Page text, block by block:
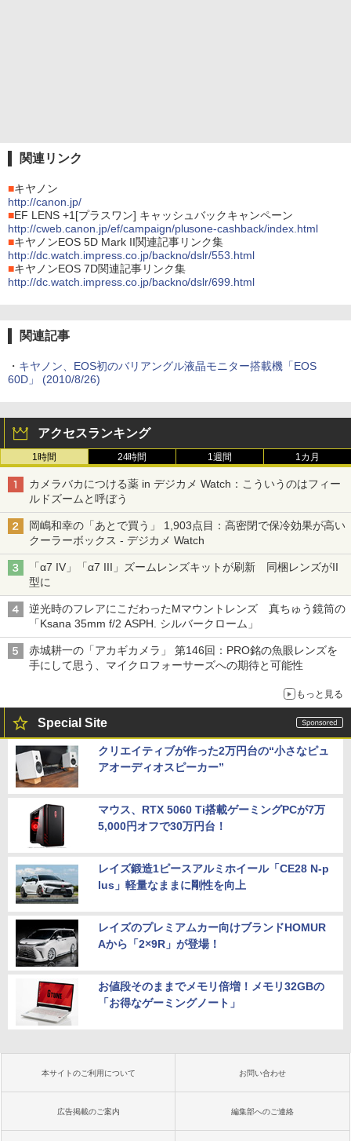
関連リンク
■キヤノン
http://canon.jp/
■EF LENS +1[プラスワン] キャッシュバックキャンペーン
http://cweb.canon.jp/ef/campaign/plusone-cashback/index.html
■キヤノンEOS 5D Mark II関連記事リンク集
http://dc.watch.impress.co.jp/backno/dslr/553.html
■キヤノンEOS 7D関連記事リンク集
http://dc.watch.impress.co.jp/backno/dslr/699.html
関連記事
・ キヤノン、EOS初のバリアングル液晶モニター搭載機「EOS
60D」 (2010/8/26)
アクセスランキング
1時間 24時間 1週間 1カ月
カメラバカにつける薬 in デジカメ Watch：こういうのはフィー
ルドズームと呼ぼう
岡嶋和幸の「あとで買う」 1,903点目：高密閉で保冷効果が高い
クーラーボックス - デジカメ Watch
「α7 IV」「α7 III」ズームレンズキットが刷新 同梱レンズがII
型に
逆光時のフレアにこだわったMマウントレンズ 真ちゅう鏡筒の
「Ksana 35mm f/2 ASPH. シルバークローム」
赤城耕一の「アカギカメラ」 第146回：PRO銘の魚眼レンズを
手にして思う、マイクロフォーサーズへの期待と可能性
もっと見る
Special Site
クリエイティブが作った2万円台の“小さなピュ
アオーディオスピーカー”
マウス、RTX 5060 Ti搭載ゲーミングPCが7万
5,000円オフで30万円台！
レイズ鍛造1ピースアルミホイール「CE28 N-p
lus」軽量なままに剛性を向上
レイズのプレミアムカー向けブランドHOMUR
Aから「2×9R」が登場！
お値段そのままでメモリ倍増！メモリ32GBの
「お得なゲーミングノート」
本サイトのご利用について お問い合わせ
広告掲載のご案内 編集部へのご連絡